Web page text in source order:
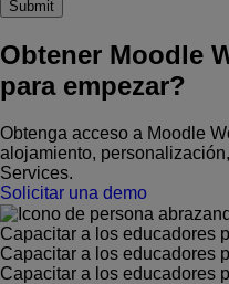
Obtener Moodle
para empezar?
Obtenga acceso a Moodle
alojamiento,
Services.
Solicitar una demo
Capacitar a los educadores
Capacitar a los educadores
Capacitar a los educadores